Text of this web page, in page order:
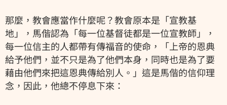
那麼，教會應當作什麼呢？教會原本是「宣教基
地」，馬偕認為「每一位基督徒都是一位宣教師」，
每一位信主的人都帶有傳福音的使命，「上帝的恩典
給予他們，並不只是為了他們本身，同時也是為了要
藉由他們來把這恩典傳給別人。」這是馬偕的信仰理
念，因此，他總不停息下來：